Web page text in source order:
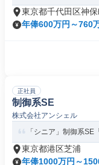
東京都千代田区神
年俸600万円～760
正社員
制御系SE
株式会社アンシェル
「シニア」制御系SE
東京都港区芝浦
年俸1000万円～